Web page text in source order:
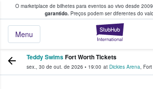
O marketplace de bilhetes para eventos ao vivo desde
garantido.Preços podem ser diferentes do
Menu
fãs compram e vendem
Teddy SwimsFort Worth Tickets
sex., 30 de out. de 2026 • 19:00 at Dickies Arena,